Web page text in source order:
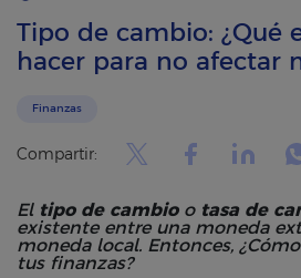
Tipo de cambio: ¿Qué
hacer para no afectar
Finanzas
Compartir:
El tipo de cambioo tasa de
existente entre una moneda
moneda local. Entonces,
tus finanzas?